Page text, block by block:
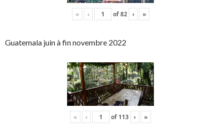
« ‹ of82 › »
Guatemala juin à fin novembre 2022
« ‹ of 113 › »